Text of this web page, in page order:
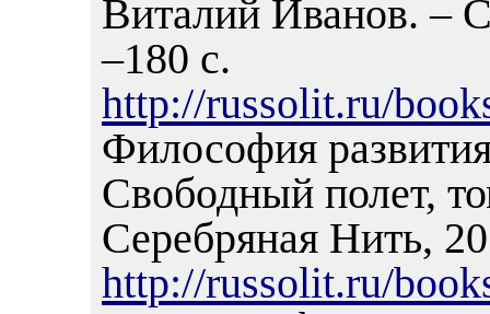
Виталий Иванов. –
–180 с.
http://russolit.ru/
Философия
Свободный полет,
Серебряная Нить,
http://russolit.ru/